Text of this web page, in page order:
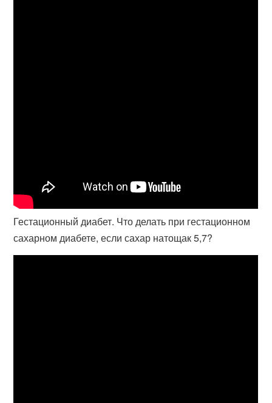
Гестационный диабет. Что делать при гестационном
сахарном диабете, если сахар натощак 5,7?